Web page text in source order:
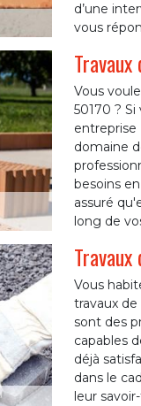
d’une
vous
Vous
50170 ?
entreprise
domaine
besoins
assuré
long de
Vous
travaux
sont des
capables
déjà
dans le
leur